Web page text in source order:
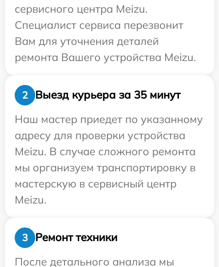
сервисного центра Meizu.
Специалист сервиса перезвонит
Вам для уточнения деталей
ремонта Вашего устройства Meizu.
2
Выезд курьера за 35 минут
Наш мастер приедет по указанному
адресу для проверки устройства
Meizu. В случае сложного ремонта
мы организуем транспортировку в
мастерскую в сервисный центр
Meizu.
3
Ремонт техники
После детального анализа мы